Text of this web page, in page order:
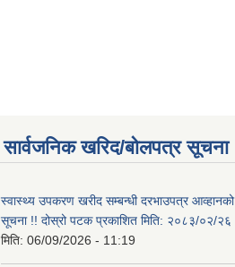
सार्वजनिक खरिद/बोलपत्र सूचना
स्वास्थ्य उपकरण खरीद सम्बन्धी दरभाउपत्र आव्हानको
सूचना !! दोस्रो पटक प्रकाशित मिति: २०८३/०२/२६
मिति: 06/09/2026 - 11:19